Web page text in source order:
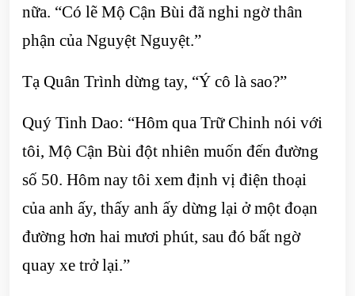
nữa. “Có lẽ Mộ Cận Bùi đã nghi ngờ thân
phận của Nguyệt Nguyệt.”
Tạ Quân Trình dừng tay, “Ý cô là sao?”
Quý Tinh Dao: “Hôm qua Trữ Chinh nói với
tôi, Mộ Cận Bùi đột nhiên muốn đến đường
số 50. Hôm nay tôi xem định vị điện thoại
của anh ấy, thấy anh ấy dừng lại ở một đoạn
đường hơn hai mươi phút, sau đó bất ngờ
quay xe trở lại.”